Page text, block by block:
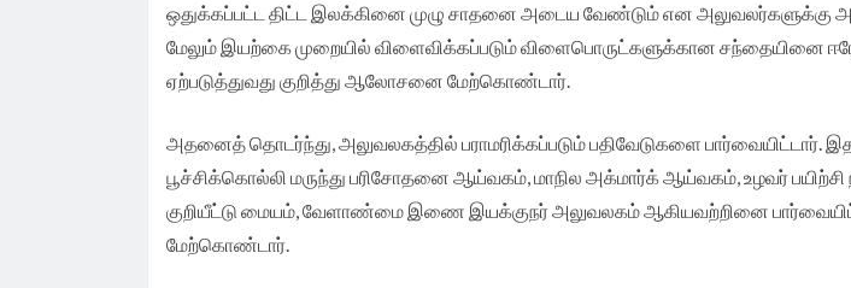
ஒதுக்கப்பட்ட திட்ட இலக்கினை முழு சாதனை அடைய வேண்டும் என அலுவலர்களுக்கு
மேலும் இயற்கை முறையில் விளைவிக்கப்படும் விளைபொருட்களுக்கான சந்தையினை
ஏற்படுத்துவது குறித்து ஆலோசனை மேற்கொண்டார்.
அதனைத் தொடர்ந்து, அலுவலகத்தில் பராமரிக்கப்படும் பதிவேடுகளை பார்வையிட்டார்.
பூச்சிக்கொல்லி மருந்து பரிசோதனை ஆய்வகம், மாநில அக்மார்க் ஆய்வகம், உழவர்
குறியீட்டு மையம், வேளாண்மை இணை இயக்குநர் அலுவலகம் ஆகியவற்றினை
மேற்கொண்டார்.